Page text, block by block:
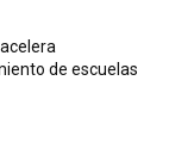
de escuelas